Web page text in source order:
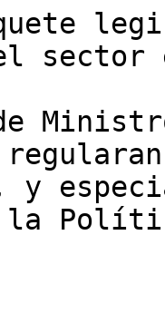
sector
y